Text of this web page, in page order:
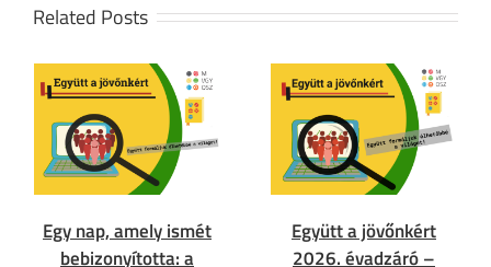
Related Posts
Egy nap, amely ismét
bebizonyította: a
Együtt a jövőnkért
2026. évadzáró –